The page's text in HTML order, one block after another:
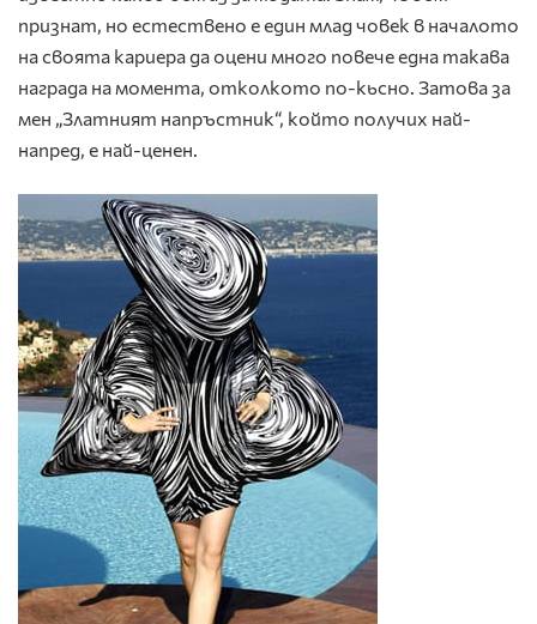
признат, но естествено е един млад човек в началото
на своята кариера да оцени много повече една такава
награда на момента, отколкото по-кьсно. Затова за
мен „Златният напръстник“, който получих най-
напред, е най-ценен.